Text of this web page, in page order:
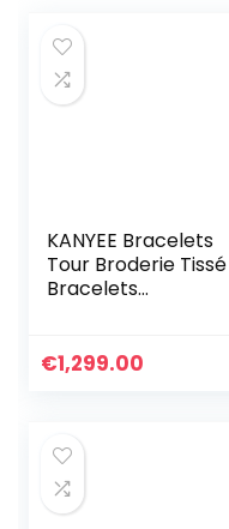
KANYEE Bracelets
Tour Broderie Tissé
Bracelets
Charm D’amitié
€1,299.00